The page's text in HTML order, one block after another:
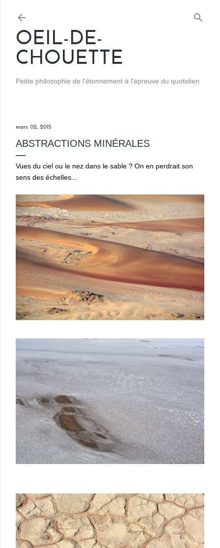
OEIL-DE-
CHOUETTE
Petite philosophie de l'étonnement à l'épreuve du quotidien
mars 02, 2015
ABSTRACTIONS MINÉRALES
Vues du ciel ou le nez dans le sable ? On en perdrait son
sens des échelles...